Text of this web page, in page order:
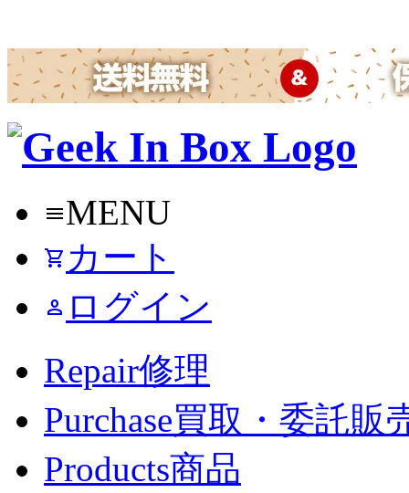
menuMENU
shopping_cart カート
person ログイン
Repair修理
Purchase買取・委託販
Products商品